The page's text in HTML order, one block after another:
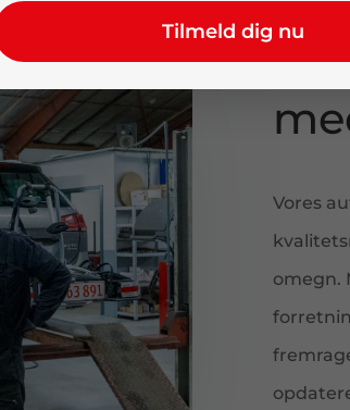
Vores
omegn.
Tilmeld dig nu